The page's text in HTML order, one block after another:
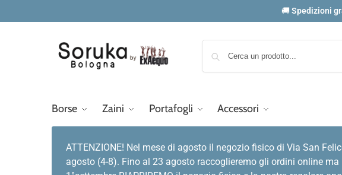
🚚 Spedizioni
Borse Zaini Portafogli Accessori
ATTENZIONE! Nel mese di agosto il negozio fisico di Via San
agosto (4-8). Fino al 23 agosto raccoglieremo gli ordini online